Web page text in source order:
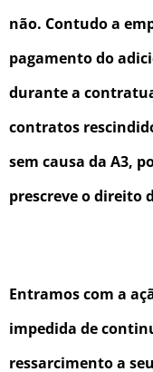
não. Contudo a
pagamento do
durante a
contratos
sem causa da A3,
prescreve o direito
Entramos com a
impedida de
ressarcimento a